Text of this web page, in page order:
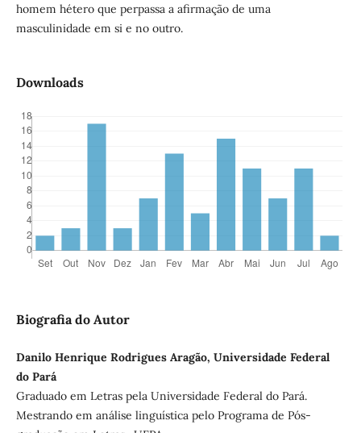
homem hétero que perpassa a afirmação de uma
masculinidade em si e no outro.
Downloads
Biografia do Autor
Danilo Henrique Rodrigues Aragão, Universidade Federal
do Pará
Graduado em Letras pela Universidade Federal do Pará.
Mestrando em análise linguística pelo Programa de Pós-